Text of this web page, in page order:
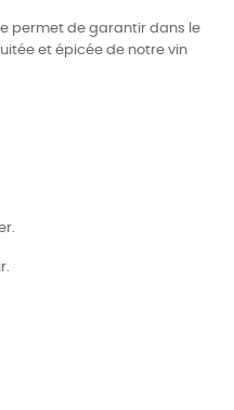
permet de garantir dans le
et épicée de notre vin